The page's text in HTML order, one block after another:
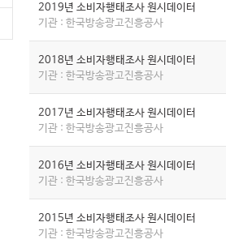
2019년 소비자행태조사 원시데이터
기관 : 한국방송광고진흥공사
2018년 소비자행태조사 원시데이터
기관 : 한국방송광고진흥공사
2017년 소비자행태조사 원시데이터
기관 : 한국방송광고진흥공사
2016년 소비자행태조사 원시데이터
기관 : 한국방송광고진흥공사
2015년 소비자행태조사 원시데이터
기관 : 한국방송광고진흥공사